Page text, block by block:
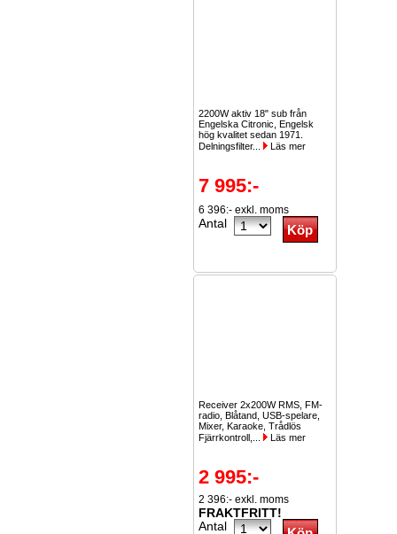
2200W aktiv 18" sub från
Engelska Citronic, Engelsk
hög kvalitet sedan 1971.
Delningsfilter...
Läs mer
7 995:-
6 396:- exkl. moms
Antal
Receiver 2x200W RMS, FM-
radio, Blåtand, USB-spelare,
Mixer, Karaoke, Trådlös
Fjärrkontroll,...
Läs mer
2 995:-
2 396:- exkl. moms
FRAKTFRITT!
Antal